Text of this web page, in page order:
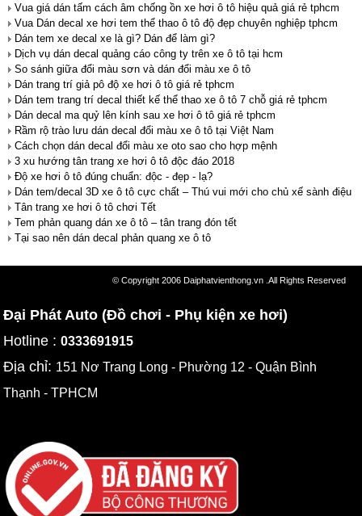
Vua giá dán tấm cách âm chống ồn xe hơi ô tô hiệu quả giá rẻ tphcm
Vua Dán decal xe hơi tem thể thao ô tô độ đẹp chuyên nghiệp tphcm
Dán tem xe decal xe là gì? Dán để làm gì?
Dịch vụ dán decal quảng cáo công ty trên xe ô tô tại hcm
So sánh giữa đổi màu sơn và dán đổi màu xe ô tô
Dán trang trí giả pô độ xe hơi ô tô giá rẻ tphcm
Dán tem trang trí decal thiết kế thể thao xe ô tô 7 chỗ giá rẻ tphcm
Dán decal ma quỷ lên kính sau xe hơi ô tô giá rẻ tphcm
Rầm rộ trào lưu dán decal đổi màu xe ô tô tại Việt Nam
Cách chọn dán decal đổi màu xe oto sao cho hợp mệnh
3 xu hướng tân trang xe hơi ô tô độc đáo 2018
Độ xe hơi ô tô đúng chuẩn: độc - đẹp - lạ?
Dán tem/decal 3D xe ô tô cực chất – Thú vui mới cho chủ xế sành điệu
Tân trang xe hơi ô tô chơi Tết
Tem phản quang dán xe ô tô – tân trang đón tết
Tại sao nên dán decal phản quang xe ô tô
© Copyright 2006 Daiphatvienthong.vn .All Rights Reserved
Đại Phát Auto (Đồ chơi - Phụ kiện xe hơi)
Hotline :0333691915
Địa chỉ: 151 Nơ Trang Long - Phường 12 - Quận Bình
Thạnh - TPHCM